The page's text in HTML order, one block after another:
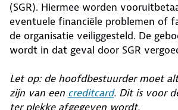
(SGR). Hiermee worden
eventuele financiële problemen of
de organisatie veiliggesteld. De
wordt in dat geval door SGR
Let op: de hoofdbestuurder moet
zijn van een creditcard. Dit is voor
ter plekke afgegeven wordt.